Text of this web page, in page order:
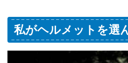
私がヘルメットを選